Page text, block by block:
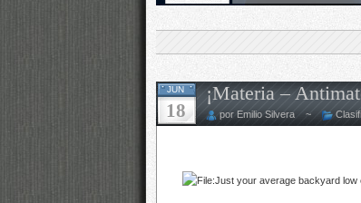
JUN
18
¡Materia –
por Emilio Silvera ~